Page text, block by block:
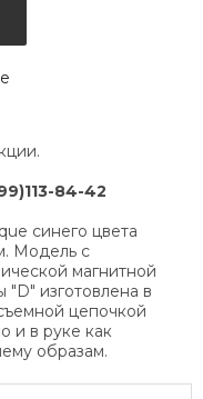
84-42
синего цвета
Модель с
магнитной
изготовлена в
цепочкой
и в руке как
образам.